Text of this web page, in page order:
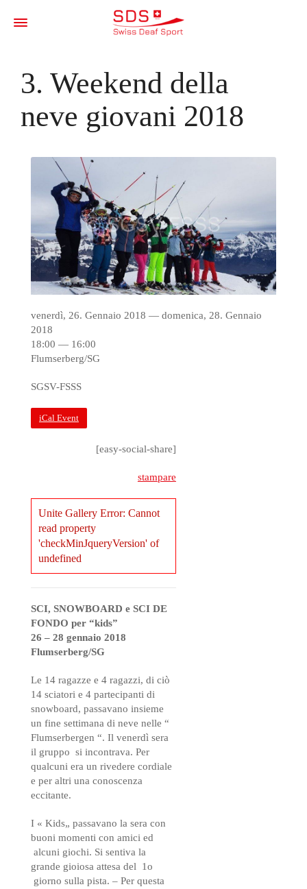
3. Weekend della
neve giovani 2018
[easy-social-share]
stampare
Unite Gallery Error: Cannot
read property
'checkMinJqueryVersion' of
undefined
SCI, SNOWBOARD e SCI DE
FONDO per “kids”
26 – 28 gennaio 2018
Flumserberg/SG
Le 14 ragazze e 4 ragazzi, di ciò
14 sciatori e 4 partecipanti di
snowboard, passavano insieme
un fine settimana di neve nelle “
Flumserbergen “. Il venerdì sera
il gruppo si incontrava. Per
qualcuni era un rivedere cordiale
e per altri una conoscenza
eccitante.
I « Kids„ passavano la sera con
buoni momenti con amici ed
alcuni giochi. Si sentiva la
grande gioiosa attesa del 1o
giorno sulla pista. – Per questa
venerdì, 26. Gennaio 2018 — domenica, 28. Gennaio
2018
18:00 — 16:00
Flumserberg/SG
SGSV-FSSS
iCal Event